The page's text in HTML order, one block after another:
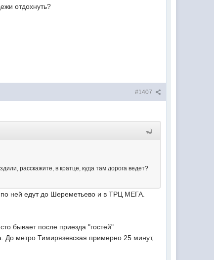
отдохнуть?
#1407
расскажите, в кратце, куда там дорога ведет?
ней едут до Шереметьево и в ТРЦ МЕГА.
бывает после приезда "гостей"
До метро Тимирязевская примерно 25 минут,